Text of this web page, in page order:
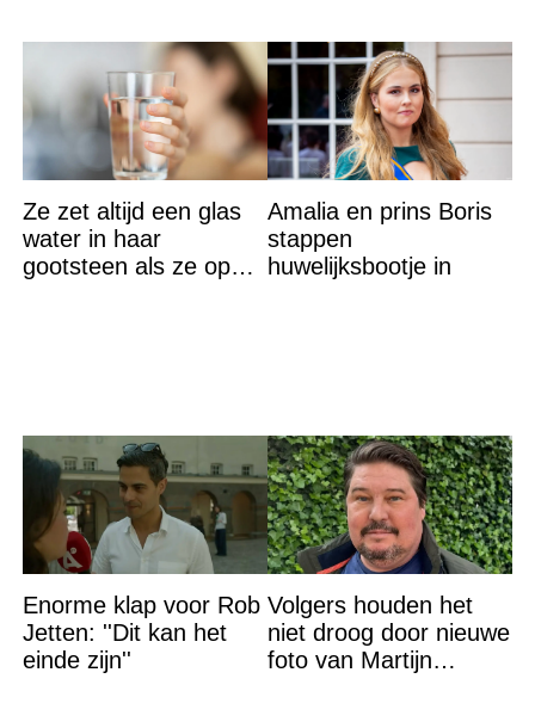
Ze zet altijd een glas
water in haar
gootsteen als ze op
Amalia en prins Boris
stappen
huwelijksbootje in
Enorme klap voor Rob
Jetten: ''Dit kan het
einde zijn''
Volgers houden het
niet droog door nieuwe
foto van Martijn